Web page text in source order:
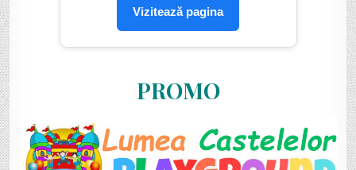
Vizitează pagina
PROMO